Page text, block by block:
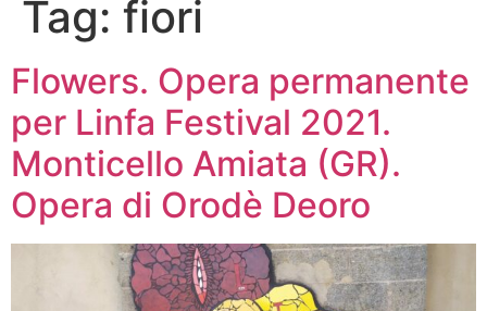
Tag: fiori
Flowers. Opera permanente
per Linfa Festival 2021.
Monticello Amiata (GR).
Opera di Orodè Deoro